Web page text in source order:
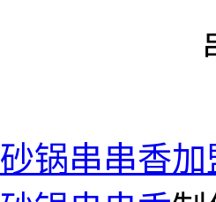
砂锅串串香加